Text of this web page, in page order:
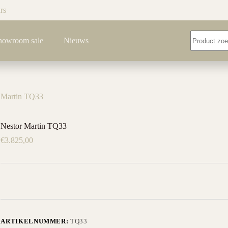
sale Nieuws
resultaten
TQ33
Nestor Martin TQ33
€3.825,00
ARTIKELNUMMER:TQ33